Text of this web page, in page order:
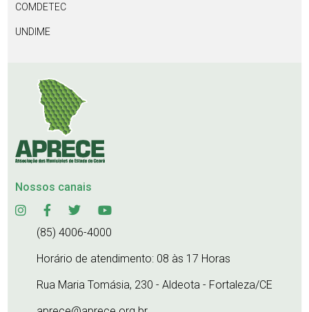
COMDETEC
UNDIME
Nossos canais
(85) 4006-4000
Horário de atendimento: 08 às 17 Horas
Rua Maria Tomásia, 230 - Aldeota - Fortaleza/CE